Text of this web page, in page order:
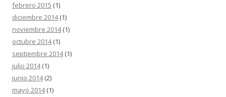
febrero 2015 (1)
diciembre 2014(1)
noviembre 2014(1)
octubre 2014(1)
septiembre 2014(1)
julio 2014(1)
junio 2014(2)
mayo 2014(1)